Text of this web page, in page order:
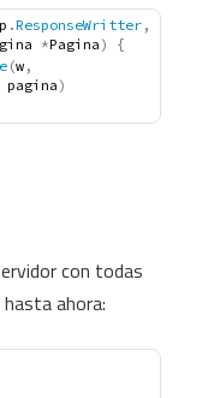
.ResponseWritter ,
*Pagina)
{
(w ,
pagina)
con todas
ahora: